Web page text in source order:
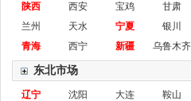
陕西 西安 宝鸡
甘肃
兰州
天水 宁夏
银川
青海
西宁 新疆 乌鲁木齐
东北市场
辽宁 沈阳 大连
鞍山